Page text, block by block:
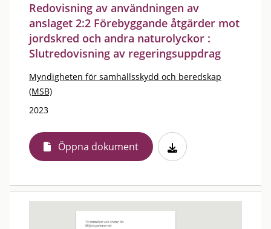
Redovisning av användningen av
anslaget 2:2 Förebyggande åtgärder mot
jordskred och andra naturolyckor :
Slutredovisning av regeringsuppdrag
Myndigheten för samhällsskydd och beredskap
(MSB)
2023
Öppna dokument